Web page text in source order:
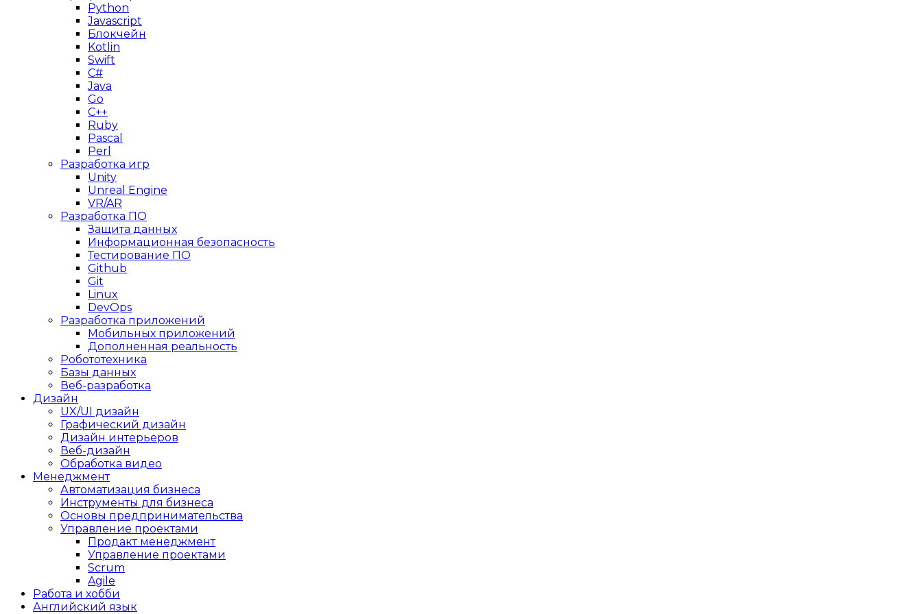
Python
Javascript
Блокчейн
Kotlin
Swift
C#
Java
Go
C++
Ruby
Pascal
Perl
Разработка игр
Unity
Unreal Engine
VR/AR
Разработка ПО
Защита данных
Информационная безопасность
Тестирование ПО
Github
Git
Linux
DevOps
Разработка приложений
Мобильных приложений
Дополненная реальность
Робототехника
Базы данных
Веб-разработка
Дизайн
UX/UI дизайн
Графический дизайн
Дизайн интерьеров
Веб-дизайн
Обработка видео
Менеджмент
Автоматизация бизнеса
Инструменты для бизнеса
Основы предпринимательства
Управление проектами
Продакт менеджмент
Управление проектами
Scrum
Agile
Работа и хобби
Английский язык